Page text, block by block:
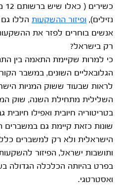
נזילים), ופיזור ההשקעות הללו גם
אנשים בוחרים לפזר את
רק בישראל?
כי למרות שקיימת התאמה בין
הגלובאליים השונים, במשבר
לראות שבעוד ששוק המניות
השלילית מתחילת השנה, שוק
בטריטוריה חיובית ואפילו
שונות כזאת קיימת גם במשברים
הישראלית ולא רק למשברים כלל
ותושבות ישראל, הפיזור
בפרט בהיותה הכלכלה הגדולה
ואסטרטגי.